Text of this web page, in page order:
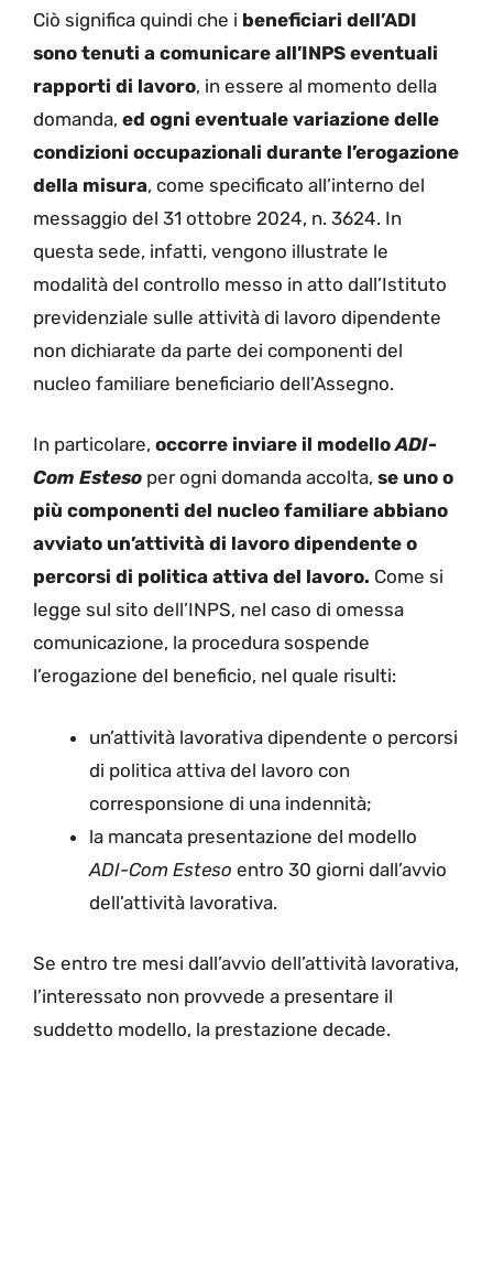
Ciò significa quindi che i beneficiari dell’ADI
sono tenuti a comunicare all’INPS eventuali
rapporti di lavoro, in essere al momento della
domanda, ed ogni eventuale variazione delle
condizioni occupazionali durante l’erogazione
della misura, come specificato all’interno del
messaggio del 31 ottobre 2024, n. 3624. In
questa sede, infatti, vengono illustrate le
modalità del controllo messo in atto dall’Istituto
previdenziale sulle attività di lavoro dipendente
non dichiarate da parte dei componenti del
nucleo familiare beneficiario dell’Assegno.
In particolare, occorre inviare il modelloADI-
Com Esteso per ogni domanda accolta, se uno o
più componenti del nucleo familiare abbiano
avviato un’attività di lavoro dipendente o
percorsi di politica attiva del lavoro. Come si
legge sul sito dell’INPS, nel caso di omessa
comunicazione, la procedura sospende
l’erogazione del beneficio, nel quale risulti:
un’attività lavorativa dipendente o percorsi
di politica attiva del lavoro con
corresponsione di una indennità;
la mancata presentazione del modello
ADI-Com Esteso entro 30 giorni dall’avvio
dell’attività lavorativa.
Se entro tre mesi dall’avvio dell’attività lavorativa,
l’interessato non provvede a presentare il
suddetto modello, la prestazione decade.